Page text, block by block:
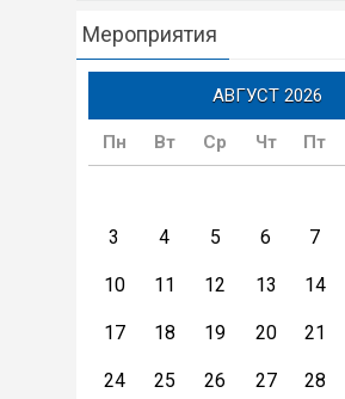
Мероприятия
АВГУСТ 2026
Пн Вт Ср Чт Пт
3 4 5 6 7
10 11 12 13 14
17 18 19 20 21
24 25 26 27 28